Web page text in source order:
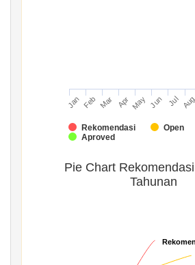
Rekomendasi Open
Aproved
Jan Feb Mar Apr May Jun Jul Aug
Pie Chart
Tahunan